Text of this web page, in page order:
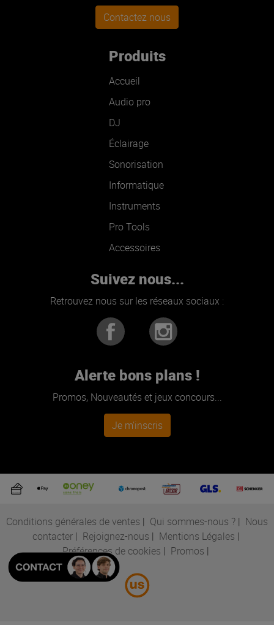
Contactez nous
Produits
Accueil
Audio pro
DJ
Éclairage
Sonorisation
Informatique
Instruments
Pro Tools
Accessoires
Suivez nous...
Retrouvez nous sur les réseaux sociaux :
Alerte bons plans !
Promos, Nouveautés et jeux concours...
Je m'inscris
Conditions générales de ventes | Qui sommes-nous ? | Nous
contacter| Rejoignez-nous | Mentions Légales |
Préférences de cookies | Promos |